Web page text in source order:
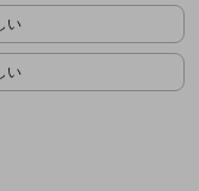
い
い